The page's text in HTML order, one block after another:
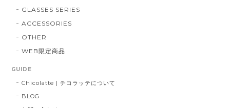
GLASSES SERIES
ACCESSORIES
OTHER
WEB限定商品
GUIDE
Chicolatte | チコラッテについて
BLOG